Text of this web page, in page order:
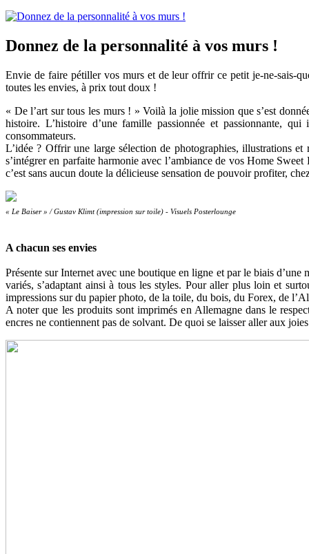
Donnez de la personnalité à vos murs !
Envie de faire pétiller vos murs et de leur offrir ce petit je-ne-sais-
toutes les envies, à prix tout doux !
« De l’art sur tous les murs ! » Voilà la jolie mission que s’est
histoire. L’histoire d’une famille passionnée et passionnante,
consommateurs.
L’idée ? Offrir une large sélection de photographies, illustrations
s’intégrer en parfaite harmonie avec l’ambiance de vos Home
c’est sans aucun doute la délicieuse sensation de pouvoir profiter,
« Le Baiser » / Gustav Klimt (impression sur toile) - Visuels Posterlounge
A chacun ses envies
Présente sur Internet avec une boutique en ligne et par le biais
variés, s’adaptant ainsi à tous les styles. Pour aller plus loin et
impressions sur du papier photo, de la toile, du bois, du Forex, de
A noter que les produits sont imprimés en Allemagne dans le
encres ne contiennent pas de solvant. De quoi se laisser aller aux